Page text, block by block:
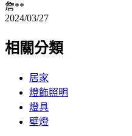
詹**
2024/03/27
相關分類
居家
燈飾照明
燈具
壁燈